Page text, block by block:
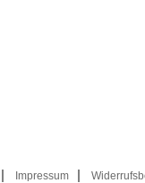
Impressum